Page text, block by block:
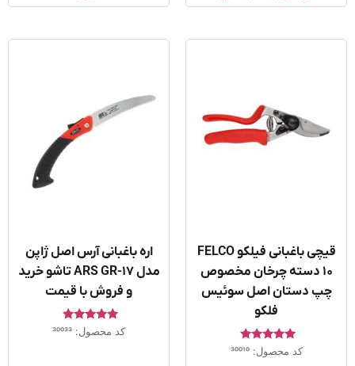
قیچی باغبانی فیلکو FELCO
10 دسته چرخان مخصوص
دستان اصل سوئیس
امتیاز
5.00
کد محصول: 30010
اره باغبانی آرس اصل ژاپن
مدل ARS GR-17 تاشو خرید
و فروش با قیمت
امتیاز
5.00
کد محصول: 30033